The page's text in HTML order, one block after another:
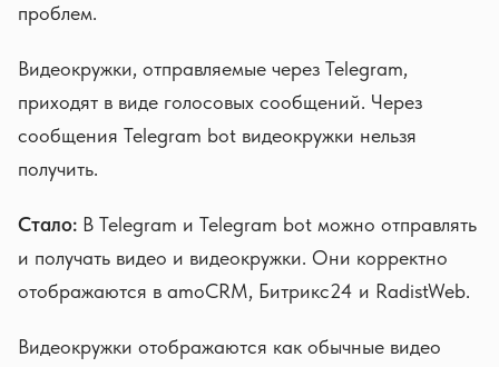
проблем.
Видеокружки, отправляемые через Telegram,
приходят в виде голосовых сообщений. Через
сообщения Telegram bot видеокружки нельзя
получить.
Стало: В Telegram и Telegram bot можно отправлять
и получать видео и видеокружки. Они корректно
отображаются в amoCRM, Битрикс24 и RadistWeb.
Видеокружки отображаются как обычные видео